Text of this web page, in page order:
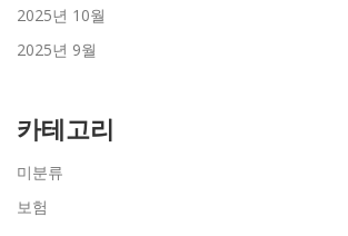
2025년 10월
2025년 9월
카테고리
미분류
보험